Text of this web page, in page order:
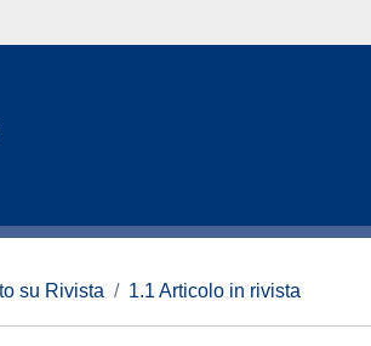
su Rivista 1.1 Articolo in rivista